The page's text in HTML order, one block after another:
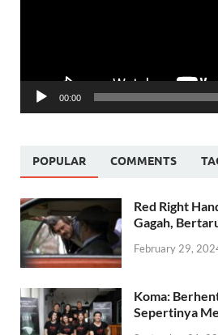
00:00
POPULAR COMMENTS
Red Right
Gagah,
February 29,
Koma:
Sepertinya